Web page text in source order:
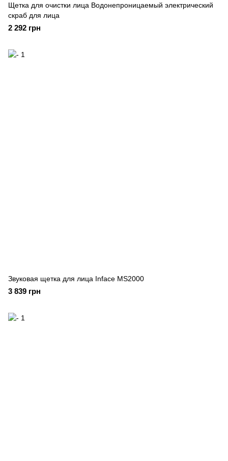
Щетка для очистки лица Водонепроницаемый электрический
скраб для лица
2 292 грн
Звуковая щетка для лица Inface MS2000
3 839 грн